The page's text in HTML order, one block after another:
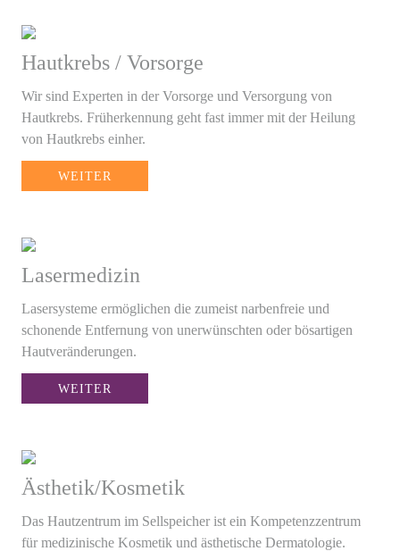
Hautkrebs / Vorsorge
Wir sind Experten in der Vorsorge und Versorgung von
Hautkrebs. Früherkennung geht fast immer mit der Heilung
von Hautkrebs einher.
WEITER
Lasermedizin
Lasersysteme ermöglichen die zumeist narbenfreie und
schonende Entfernung von unerwünschten oder bösartigen
Hautveränderungen.
WEITER
Ästhetik/Kosmetik
Das Hautzentrum im Sellspeicher ist ein Kompetenzzentrum
für medizinische Kosmetik und ästhetische Dermatologie.